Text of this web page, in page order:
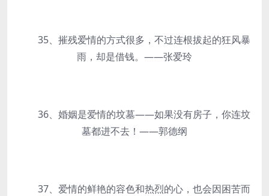
35、摧残爱情的方式很多，不过连根拔起的狂风暴
雨，却是借钱。——张爱玲
36、婚姻是爱情的坟墓——如果没有房子，你连坟
墓都进不去！——郭德纲
37、爱情的鲜艳的容色和热烈的心，也会因困苦而